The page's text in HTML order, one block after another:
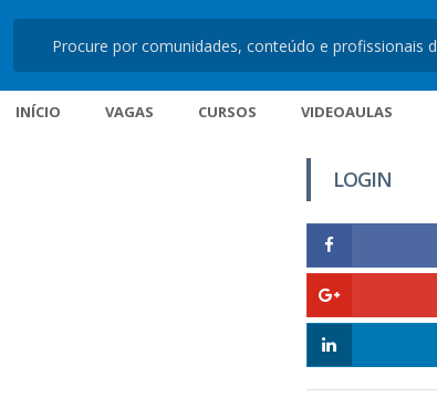
INÍCIO VAGAS CURSOS VIDEOAULAS
LOGIN